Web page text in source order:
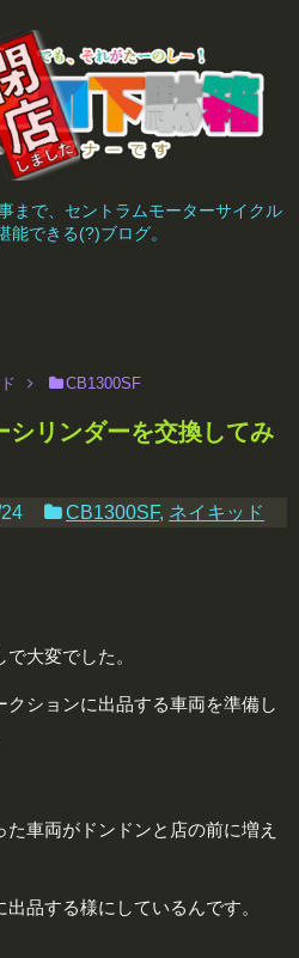
まで、セントラムモーターサイクル
能できる(?)ブログ。
CB1300SF
シリンダーを交換してみ
CB1300SF, ネイキッド
大変でした。
ションに出品する車両を準備し
車両がドンドンと店の前に増え
品する様にしているんです。